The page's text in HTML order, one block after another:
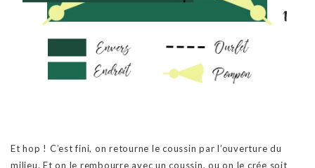
Et hop ! C’est fini, on retourne le coussin par l’ouverture du
milieu. Et on le rembourre avec un coussin, ou on le crée soit